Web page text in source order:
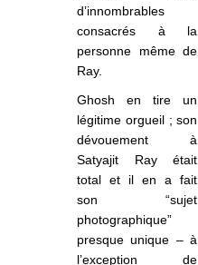
d’innombrables
consacrés à la
personne même de
Ray.
Ghosh en tire un
légitime orgueil ; son
dévouement à
Satyajit Ray était
total et il en a fait
son “sujet
photographique”
presque unique – à
l’exception de